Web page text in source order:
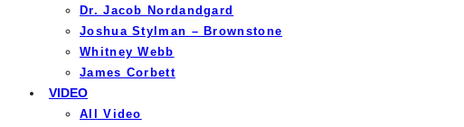
Dr. Jacob Nordandgard
Joshua Stylman – Brownstone
Whitney Webb
James Corbett
VIDEO
All Video